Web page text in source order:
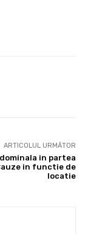
ARTICOLUL URMĂTOR
in partea
in functie de
locatie